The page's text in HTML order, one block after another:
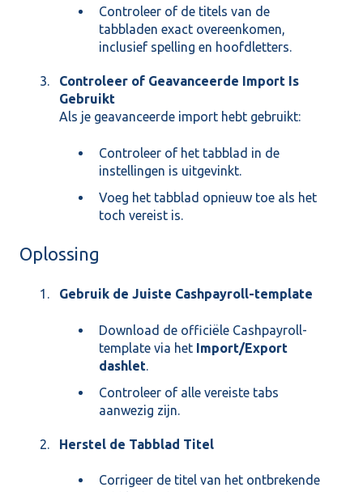
Controleer of de titels van de
tabbladen exact overeenkomen,
inclusief spelling en hoofdletters.
Controleer of Geavanceerde Import Is
Gebruikt
Als je geavanceerde import hebt gebruikt:
Controleer of het tabblad in de
instellingen is uitgevinkt.
Voeg het tabblad opnieuw toe als het
toch vereist is.
Oplossing
Gebruik de Juiste Cashpayroll-template
Download de officiële Cashpayroll-
template via het Import/Export
dashlet.
Controleer of alle vereiste tabs
aanwezig zijn.
Herstel de Tabblad Titel
Corrigeer de titel van het ontbrekende